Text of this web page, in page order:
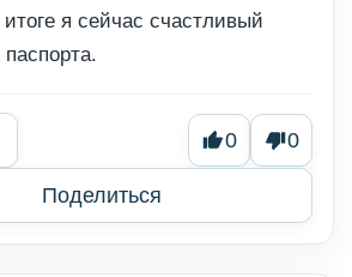
итоге я сейчас счастливый
0 0
Поделиться